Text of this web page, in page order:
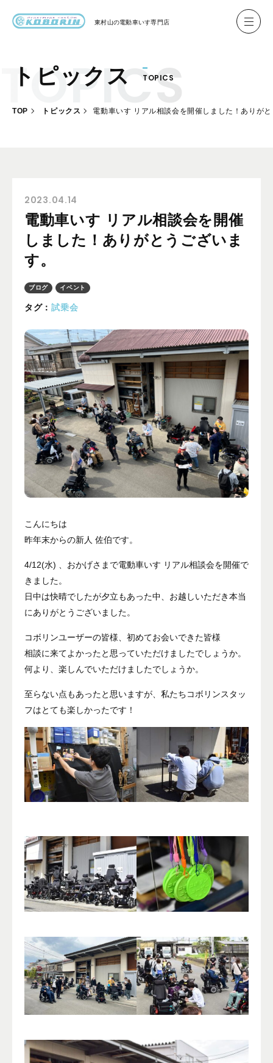
東村山の電動車いす専門店
ハイネル Hineru
ブリッジ BRIDGE TR
会社概要
ニュース
イベント
ブログ
メディア掲載
ユーザーコラム
フォームからお問い合わせする
トピックス TOPICS
TOP トピックス 電動車いす リアル相談会を開催しました！ありが
2023.04.14
電動車いす リアル相談会を開催
しました！ありがとうございま
す。
ブログ イベント
タグ：試乗会
こんにちは
昨年末からの新人 佐伯です。
4/12(水) 、おかげさまで電動車いす リアル相談会を開催で
きました。
日中は快晴でしたが夕立もあった中、お越しいただき本当
にありがとうございました。
コボリンユーザーの皆様、初めてお会いできた皆様
相談に来てよかったと思っていただけましたでしょうか。
何より、楽しんでいただけましたでしょうか。
至らない点もあったと思いますが、私たちコボリンスタッ
フはとても楽しかったです！